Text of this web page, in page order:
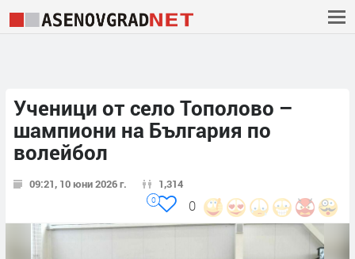
Ученици от село Тополово –
шампиони на България по
волейбол
09:21, 10 юни 2026 г. 1,314
0
0